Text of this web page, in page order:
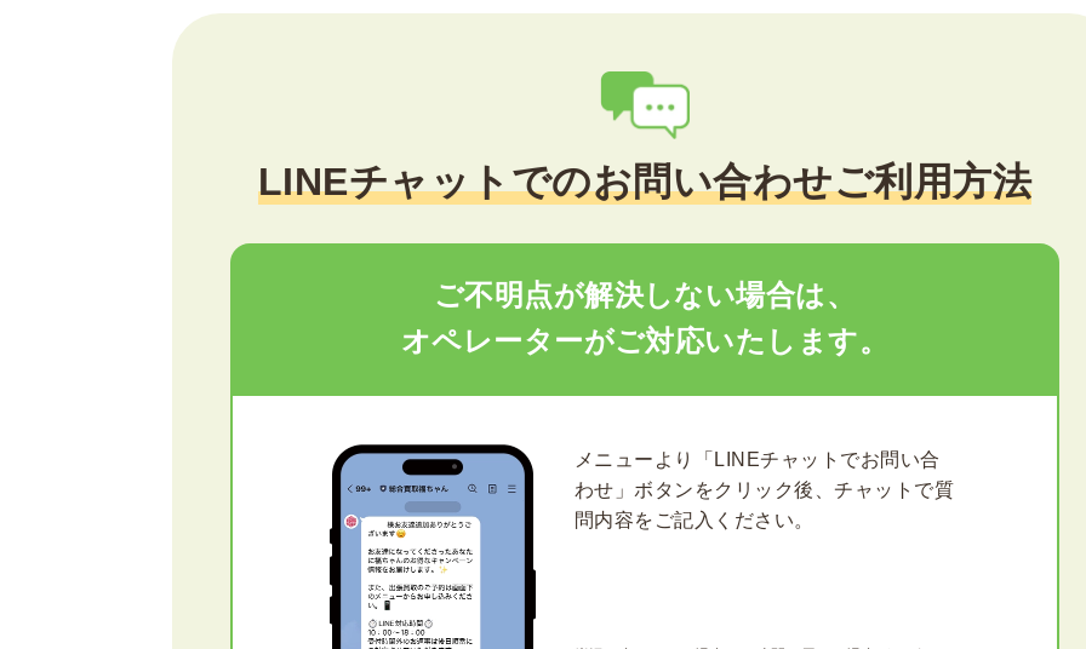
LINEチャットでのお問い合わせご利用方法
ご不明点が解決しない場合は、
オペレーターがご対応いたします。
メニューより「LINEチャットでお問い合
わせ」ボタンをクリック後、チャットで質
問内容をご記入ください。